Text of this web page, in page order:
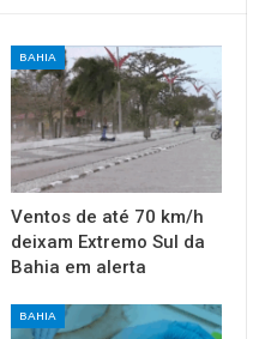
BAHIA
Ventos de até 70 km/h
deixam Extremo Sul da
Bahia em alerta
BAHIA